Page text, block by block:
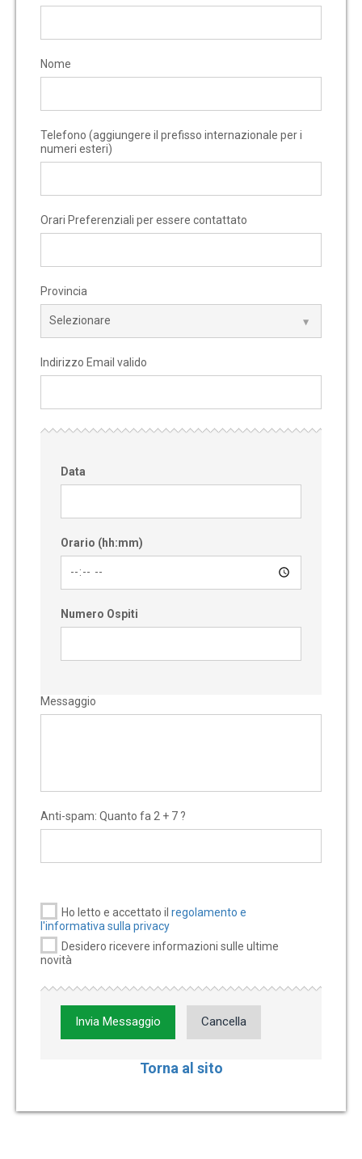
Nome
Telefono (aggiungere il prefisso internazionale per i
numeri esteri)
Orari Preferenziali per essere contattato
Provincia
Indirizzo Email valido
Data
Orario (hh:mm)
Numero Ospiti
Messaggio
Anti-spam: Quanto fa 2 + 7 ?
Ho letto e accettato il regolamento e
l'informativa sulla privacy
Desidero ricevere informazioni sulle ultime
novità
Invia Messaggio Cancella
Torna al sito